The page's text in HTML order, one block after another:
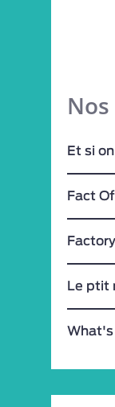
Et si
Fact
Le ptit
What's